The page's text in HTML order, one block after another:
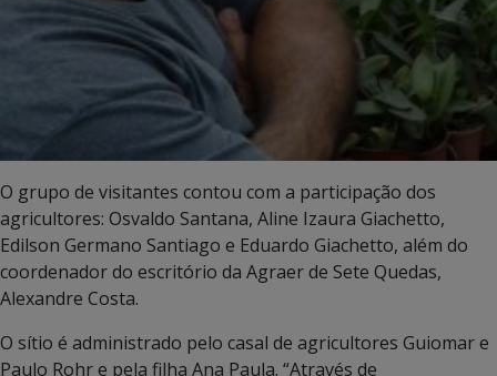
O grupo de visitantes contou com a participação dos
agricultores: Osvaldo Santana, Aline Izaura Giachetto,
Edilson Germano Santiago e Eduardo Giachetto, além do
coordenador do escritório da Agraer de Sete Quedas,
Alexandre Costa.
O sítio é administrado pelo casal de agricultores Guiomar e
Paulo Rohr e pela filha Ana Paula. “Através de